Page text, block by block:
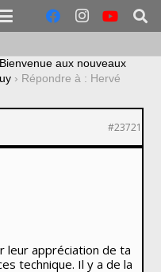
Bienvenue aux nouveaux
› Répondre à : Hervé
#23721
leur appréciation de ta
technique. Il y a de la